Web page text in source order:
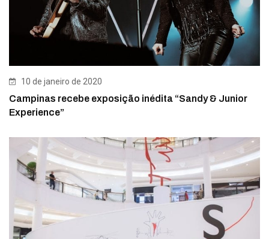
10 de janeiro de 2020
Campinas recebe exposição inédita “Sandy & Junior
Experience”